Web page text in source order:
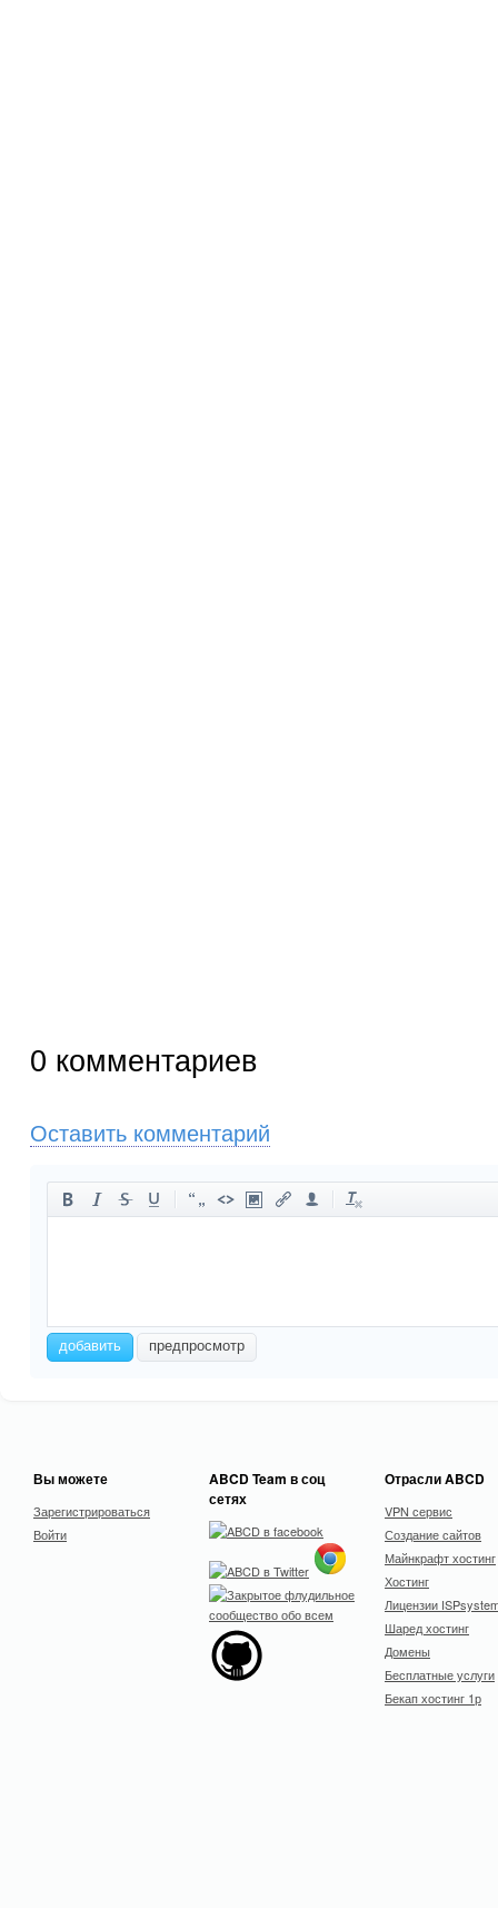
0 комментариев
Оставить комментарий
-
-
-
-
добавить предпросмотр
Вы можете
Зарегистрироваться
Войти
ABCD Team в соц
сетях
Отрасли ABCD
VPN сервис
Создание сайтов
Майнкрафт хостинг
Хостинг
Лицензии
Шаред хостинг
Домены
Бесплатные услуги
Бекап хостинг 1р